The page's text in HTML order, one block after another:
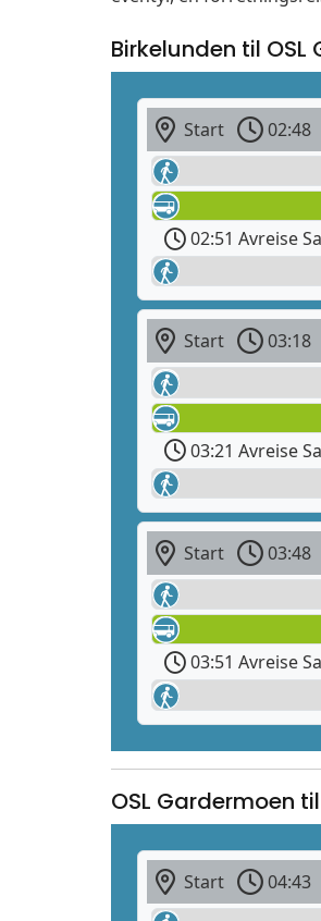
Birkelunden til OSL
Start 02:48
02:51 Avreise
Start 03:18
03:21 Avreise
Start 03:48
03:51 Avreise
OSL Gardermoen
Start 04:43